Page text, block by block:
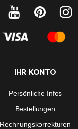
IHR KONTO
Persönliche Infos
Bestellungen
Rechnungskorrekturen